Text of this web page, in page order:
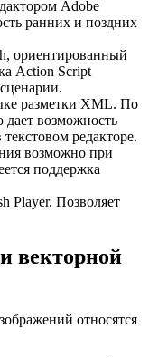
Adobe
ранних и поздних
ориентированный
Action Script
разметки XML. По
дает возможность
редакторе.
возможно при
поддержка
Player. Позволяет
векторной
относятся